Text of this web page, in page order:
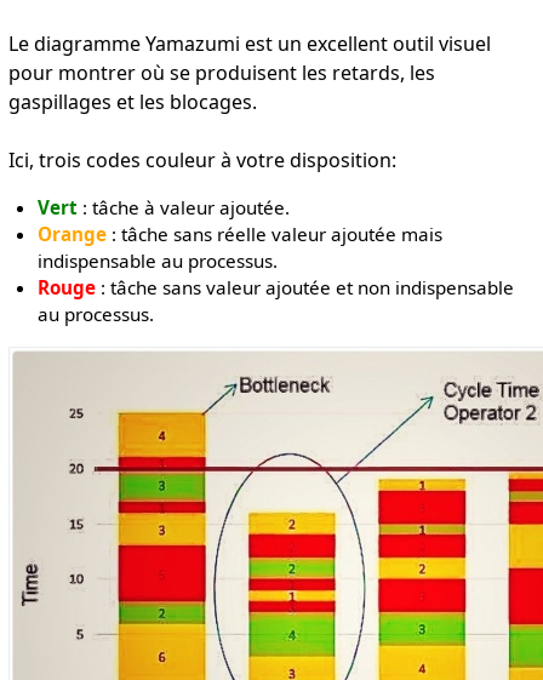
Le diagramme Yamazumi est un excellent outil visuel
pour montrer où se produisent les retards, les
gaspillages et les blocages.
Ici, trois codes couleur à votre disposition:
Vert : tâche à valeur ajoutée.
Orange : tâche sans réelle valeur ajoutée mais
indispensable au processus.
Rouge : tâche sans valeur ajoutée et non indispensable
au processus.